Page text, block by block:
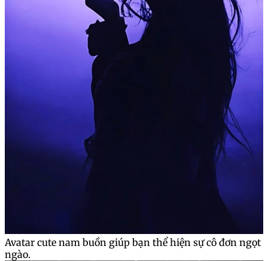
Avatar cute nam buồn giúp bạn thể hiện sự cô đơn ngọt
ngào.